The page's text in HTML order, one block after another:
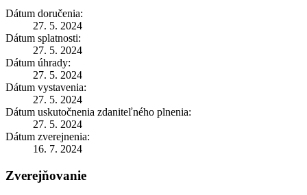
Dátum doručenia:
27. 5. 2024
Dátum splatnosti:
27. 5. 2024
Dátum úhrady:
27. 5. 2024
Dátum vystavenia:
27. 5. 2024
Dátum uskutočnenia zdaniteľného plnenia:
27. 5. 2024
Dátum zverejnenia:
16. 7. 2024
Zverejňovanie